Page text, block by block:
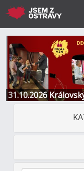
31.10.2026
Restaurace a Hotel
Předchozí